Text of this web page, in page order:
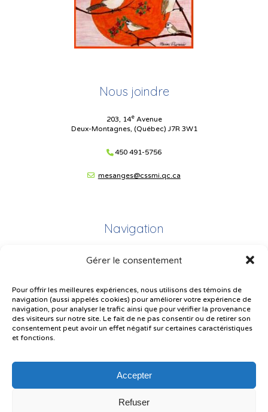
Gérer le consentement
Pour offrir les meilleures expériences, nous utilisons des témoins de
navigation (aussi appelés cookies) pour améliorer votre expérience de
navigation, pour analyser le trafic ainsi que pour vérifier la provenance
des visiteurs sur notre site. Le fait de ne pas consentir ou de retirer son
consentement peut avoir un effet négatif sur certaines caractéristiques
et fonctions.
Accepter
Refuser
Nous joindre
203, 14eAvenue
Deux-Montagnes, (Québec) J7R 3W1
450 491-5756
mesanges@cssmi.qc.ca
Navigation
Plan du site
Plainte – service à l’élève
Politique de confidentialité